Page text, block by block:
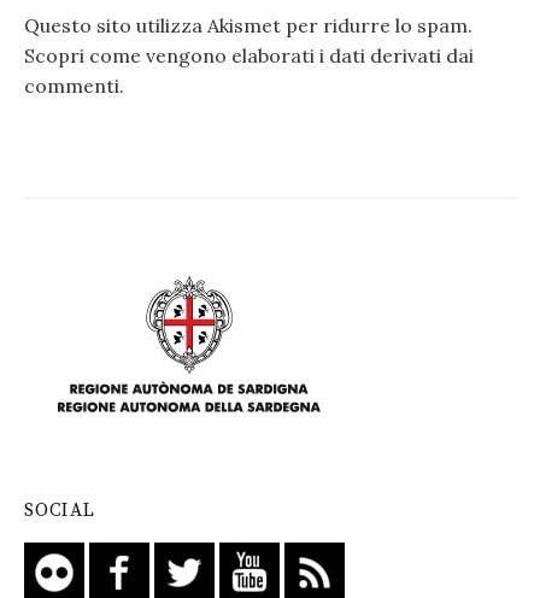
Questo sito utilizza Akismet per ridurre lo spam.
Scopri come vengono elaborati i dati derivati dai
commenti.
SOCIAL